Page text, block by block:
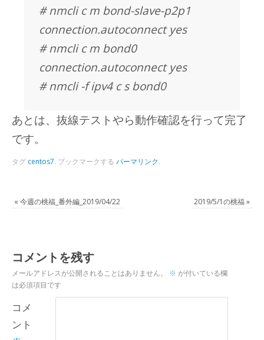
# nmcli c m bond-slave-p2p1
connection.autoconnect yes
# nmcli c m bond0
connection.autoconnect yes
# nmcli -f ipv4 c s bond0
あとは、抜線テストやら動作確認を行って完了
です。
タグ centos7. ブックマークするパーマリンク.
« 今週の桃福_番外編_2019/04/22 2019/5/1の桃福»
コメントを残す
メールアドレスが公開されることはありません。 ※ が付いている欄
は必須項目です
コメ
ント